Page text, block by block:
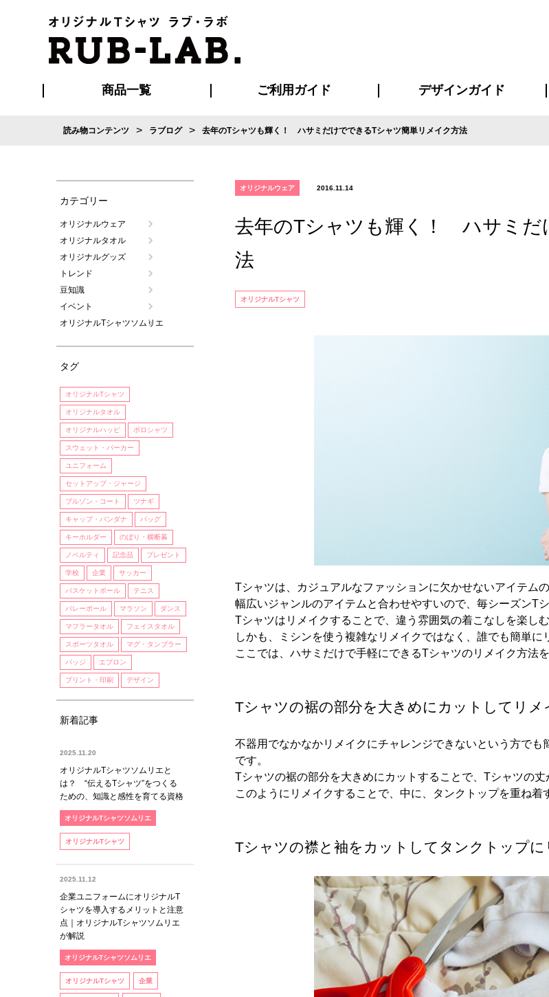
商品一覧 ご利用ガイド
ご利用ガイド
はじめての方へ
再注文の方へ
お支払い方法について
割引まとめページ
発送・特急サービスについて
版の保管期限について
よくある質問
デザインガイド
デザインガイド
デザイン入稿について
デザイン料について
デザインテンプレート集
デザインテンシュミレーター
書体一覧（フォント集）
プリント・加工方法
インクカラー
プリントサイズ
読み物コンテンツ > ラブログ > 去年のTシャツも輝く！ ハサミだけでできるTシャツ簡単リメイク方法
カテゴリー
オリジナルウェア
オリジナルタオル
オリジナルグッズ
トレンド
豆知識
イベント
オリジナルTシャツソムリエ
タグ
オリジナルTシャツ
オリジナルタオル
オリジナルハッピ ポロシャツ
スウェット・パーカー
ユニフォーム
セットアップ・ジャージ
ブルゾン・コート ツナギ
キャップ・バンダナ バッグ
キーホルダー のぼり・横断幕
ノベルティ 記念品 プレゼント
学校 企業 サッカー
バスケットボール テニス
バレーボール マラソン ダンス
マフラータオル フェイスタオル
スポーツタオル マグ・タンブラー
バッジ エプロン
プリント・印刷 デザイン
新着記事
2025.11.20
オリジナルTシャツソムリエと
は？ “伝えるTシャツ”をつくる
ための、知識と感性を育てる資格
オリジナルTシャツソムリエ
オリジナルTシャツ
2025.11.12
企業ユニフォームにオリジナルT
シャツを導入するメリットと注意
点｜オリジナルTシャツソムリエ
が解説
オリジナルTシャツソムリエ
オリジナルTシャツ 企業
オリジナルウェア 2016.11.14
去年のTシャツも輝く！ ハサミだ
法
オリジナルTシャツ
Tシャツは、カジュアルなファッションに欠かせないアイテムの
幅広いジャンルのアイテムと合わせやすいので、毎シーズンT
Tシャツはリメイクすることで、違う雰囲気の着こなしを楽しむ
しかも、ミシンを使う複雑なリメイクではなく、誰でも簡単に
ここでは、ハサミだけで手軽にできるTシャツのリメイク方法を
Tシャツの裾の部分を大きめにカットしてリメ
不器用でなかなかリメイクにチャレンジできないという方で
です。
Tシャツの裾の部分を大きめにカットすることで、Tシャツの丈
このようにリメイクすることで、中に、タンクトップを重ね着
Tシャツの襟と袖をカットしてタンクトップに